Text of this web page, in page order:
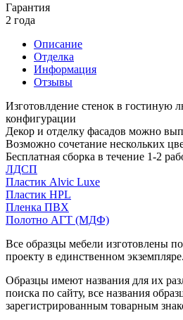
Гарантия
2 года
Описание
Отделка
Информация
Отзывы
Изготовлдение стенок в гостиную
конфигурации
Декор и отделку фасадов можно
Возможно сочетание нескольких
Бесплатная сборка в течение 1-2
ЛДСП
Пластик Alvic Luxe
Пластик HPL
Пленка ПВХ
Полотно АГТ (МДФ)
Все образцы мебели изготовлены
проекту в единственном экземпляре.
Образцы имеют названия для их
поиска по сайту, все названия
зарегистрированным товарным